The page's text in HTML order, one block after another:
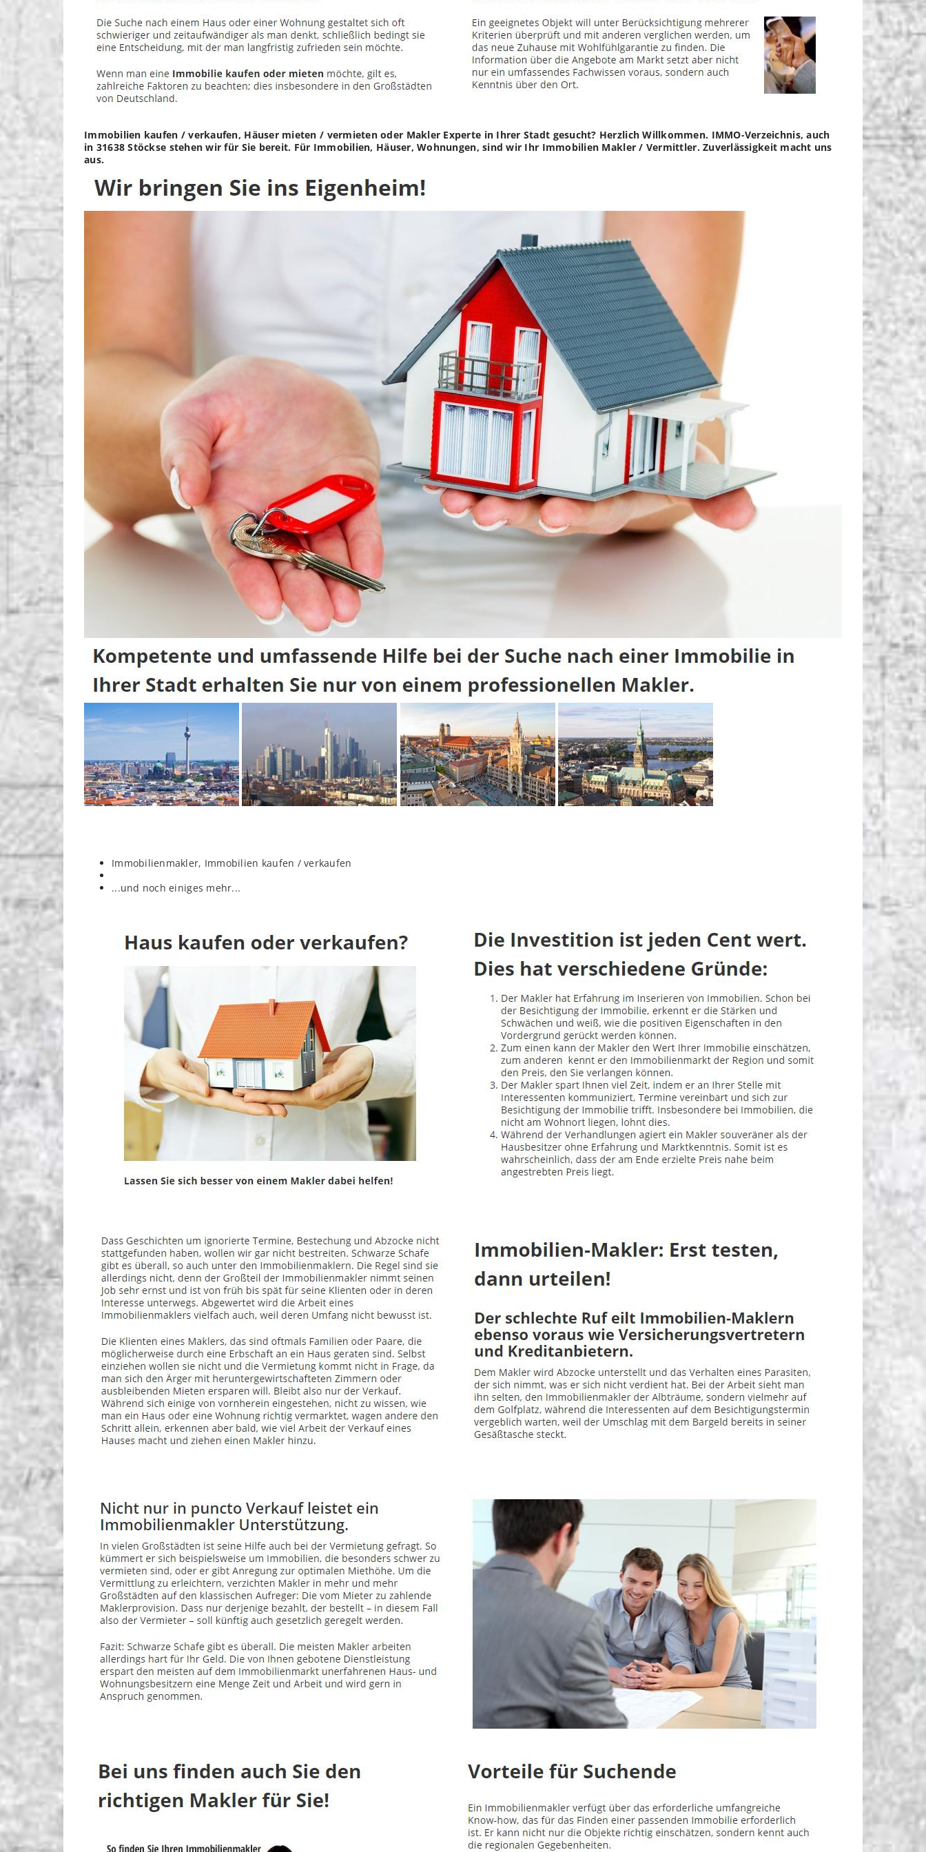
Immobilien kaufen / verkaufen, Häuser mieten / vermieten oder Makler Experte in Ihrer Stadt gesucht? Herzlich Willkommen. IMMO-Verzeichnis, auch
in 31638 Stöckse stehen wir für Sie bereit. Für Immobilien, Häuser, Wohnungen, sind wir Ihr Immobilien Makler / Vermittler. Zuverlässigkeit macht uns
aus.
Immobilienmakler, Immobilien kaufen / verkaufen
...und noch einiges mehr...